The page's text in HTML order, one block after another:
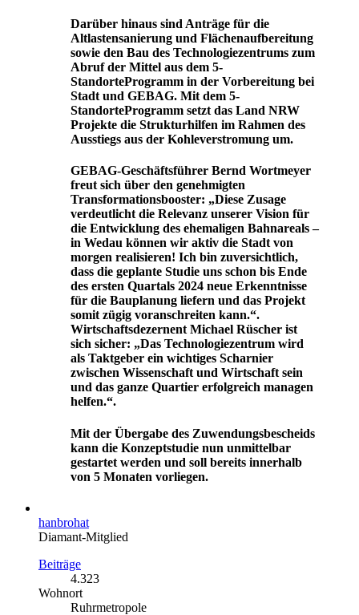
Darüber hinaus sind Anträge für die
Altlastensanierung und Flächenaufbereitung
sowie den Bau des Technologiezentrums zum
Abruf der Mittel aus dem 5-
StandorteProgramm in der Vorbereitung bei
Stadt und GEBAG. Mit dem 5-
StandorteProgramm setzt das Land NRW
Projekte die Strukturhilfen im Rahmen des
Ausstiegs aus der Kohleverstromung um.
GEBAG-Geschäftsführer Bernd Wortmeyer
freut sich über den genehmigten
Transformationsbooster: „Diese Zusage
verdeutlicht die Relevanz unserer Vision für
die Entwicklung des ehemaligen Bahnareals –
in Wedau können wir aktiv die Stadt von
morgen realisieren! Ich bin zuversichtlich,
dass die geplante Studie uns schon bis Ende
des ersten Quartals 2024 neue Erkenntnisse
für die Bauplanung liefern und das Projekt
somit zügig voranschreiten kann.“.
Wirtschaftsdezernent Michael Rüscher ist
sich sicher: „Das Technologiezentrum wird
als Taktgeber ein wichtiges Scharnier
zwischen Wissenschaft und Wirtschaft sein
und das ganze Quartier erfolgreich managen
helfen.“.
Mit der Übergabe des Zuwendungsbescheids
kann die Konzeptstudie nun unmittelbar
gestartet werden und soll bereits innerhalb
von 5 Monaten vorliegen.
hanbrohat
Diamant-Mitglied
Beiträge
4.323
Wohnort
Ruhrmetropole